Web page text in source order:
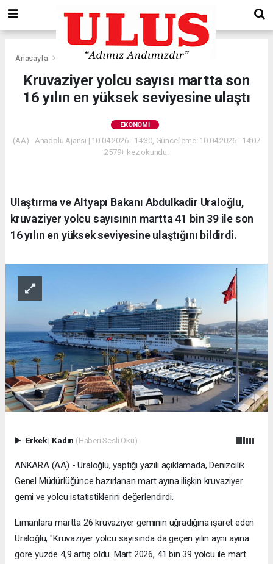
Anasayfa Ekonomi
Kruvaziyer yolcu sayısı martta son
16 yılın en yüksek seviyesine ulaştı
EKONOMI
(AA) - Anadolu Ajansı | 10.04.2026 - 14:30, Güncelleme: 10.04.2026 - 14:07
2579+ kez okundu.
Ulaştırma ve Altyapı Bakanı Abdulkadir Uraloğlu,
kruvaziyer yolcu sayısının martta 41 bin 39 ile son
16 yılın en yüksek seviyesine ulaştığını bildirdi.
Erkek| Kadın (Haberi Sesli Oku)
ANKARA (AA) - Uraloğlu, yaptığı yazılı açıklamada, Denizcilik
Genel Müdürlüğünce hazırlanan mart ayına ilişkin kruvaziyer
gemi ve yolcu istatistiklerini değerlendirdi.
Limanlara martta 26 kruvaziyer geminin uğradığına işaret eden
Uraloğlu, "Kruvaziyer yolcu sayısında da geçen yılın aynı ayına
göre yüzde 4,9 artış oldu. Mart 2026, 41 bin 39 yolcu ile mart